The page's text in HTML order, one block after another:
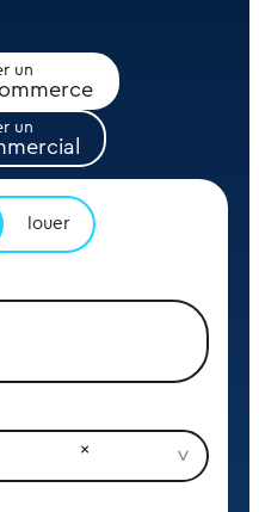
un
un
louer